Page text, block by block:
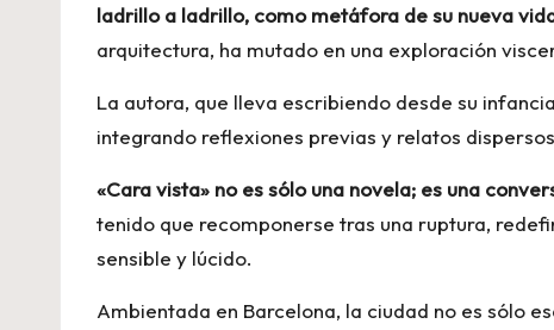
ladrillo a ladrillo, como metáfora de su nueva
arquitectura, ha mutado en una exploración
La autora, que lleva escribiendo desde su
integrando reflexiones previas y relatos
«Cara vista» no es sólo una novela; es una
tenido que recomponerse tras una ruptura,
sensible y lúcido.
Ambientada en Barcelona, la ciudad no es sólo